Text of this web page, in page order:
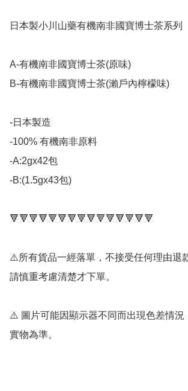
日本製小川山藥有機南非國寶博士茶系列
A-有機南非國寶博士茶(原味)
B-有機南非國寶博士茶(瀨戶內檸檬味)
-日本製造
-100% 有機南非原料
-A:2gx42包
-B:(1.5gx43包)
🔻🔻🔻🔻🔻🔻🔻🔻🔻🔻🔻🔻🔻🔻🔻
⚠️所有貨品一經落單，不接受任何理由退
請慎重考慮清楚才下單。
⚠️ 圖片可能因顯示器不同而出現色差情況
實物為準。